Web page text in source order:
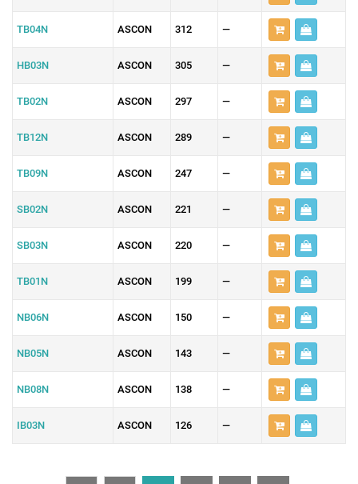
TB04N ASCON 312 —
HB03N ASCON 305 —
TB02N ASCON 297 —
TB12N ASCON 289 —
TB09N ASCON 247 —
SB02N ASCON 221 —
SB03N ASCON 220 —
TB01N ASCON 199 —
NB06N ASCON 150 —
NB05N ASCON 143 —
NB08N ASCON 138 —
IB03N ASCON 126 —